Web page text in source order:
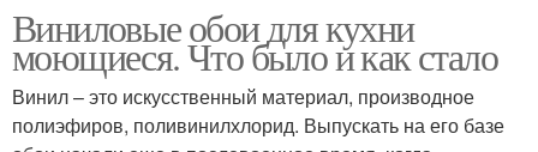
Виниловые обои для кухни
моющиеся. Что было и как стало
Винил – это искусственный материал, производное
полиэфиров, поливинилхлорид. Выпускать на его базе